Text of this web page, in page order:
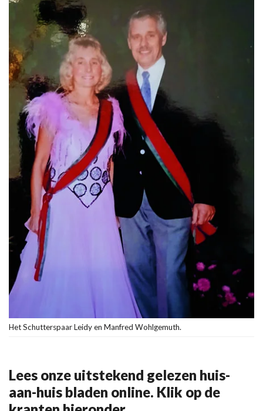
Het Schutterspaar Leidy en Manfred Wohlgemuth.
Lees onze uitstekend gelezen huis-
aan-huis bladen online. Klik op de